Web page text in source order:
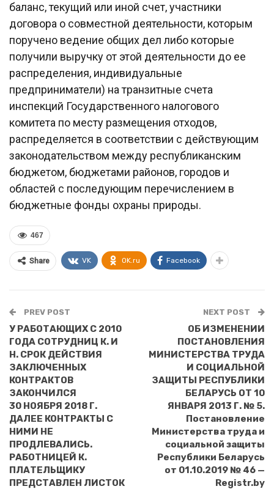
баланс, текущий или иной счет, участники
договора о совместной деятельности, которым
поручено ведение общих дел либо которые
получили выручку от этой деятельности до ее
распределения, индивидуальные
предприниматели) на транзитные счета
инспекций Государственного налогового
комитета по месту размещения отходов,
распределяется в соответствии с действующим
законодательством между республиканским
бюджетом, бюджетами районов, городов и
областей с последующим перечислением в
бюджетные фонды охраны природы.
467
Share VK OK.ru Facebook
PREV POST
У РАБОТАЮЩИХ С 2010
ГОДА СОТРУДНИЦ К. И
Н. СРОК ДЕЙСТВИЯ
ЗАКЛЮЧЕННЫХ
КОНТРАКТОВ
ЗАКОНЧИЛСЯ
30 НОЯБРЯ 2018 Г.
ДАЛЕЕ КОНТРАКТЫ С
НИМИ НЕ
ПРОДЛЕВАЛИСЬ.
РАБОТНИЦЕЙ К.
ПЛАТЕЛЬЩИКУ
ПРЕДСТАВЛЕН ЛИСТОК
NEXT POST
ОБ ИЗМЕНЕНИИ
ПОСТАНОВЛЕНИЯ
МИНИСТЕРСТВА ТРУДА
И СОЦИАЛЬНОЙ
ЗАЩИТЫ РЕСПУБЛИКИ
БЕЛАРУСЬ ОТ 10
ЯНВАРЯ 2013 Г. № 5.
Постановление
Министерства труда и
социальной защиты
Республики Беларусь
от 01.10.2019 № 46 —
Registr.by